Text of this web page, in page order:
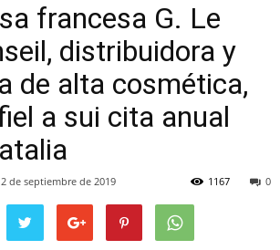
francesa G. Le
distribuidora y
de alta cosmética,
a sui cita anual
2 de septiembre de 2019 0
1167